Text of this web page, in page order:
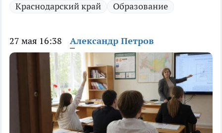
Краснодарский край
Образование
27 мая 16:38 Александр Петров